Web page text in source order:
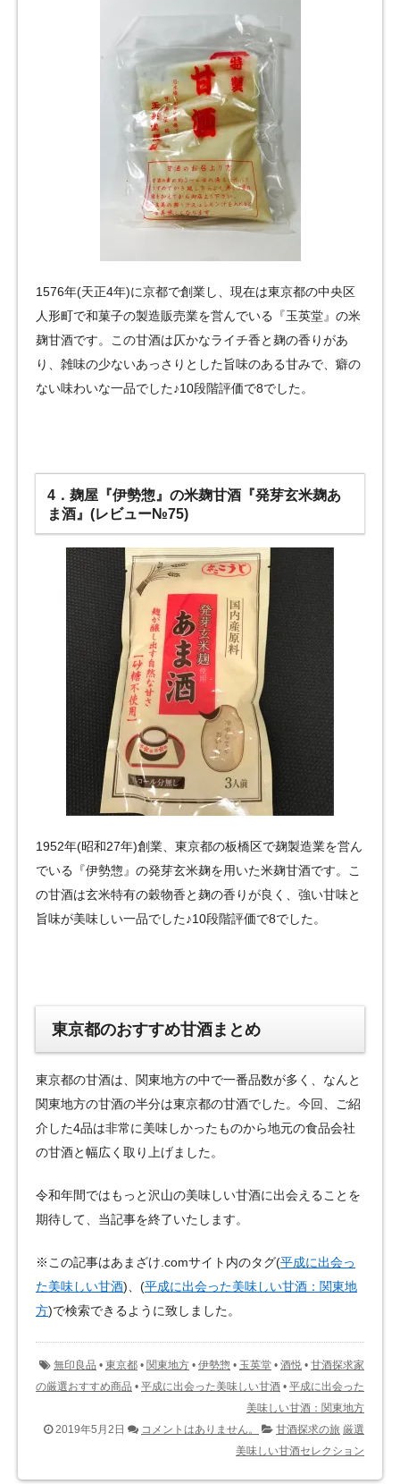
1576年(天正4年)に京都で創業し、現在は東京都の中央区
人形町で和菓子の製造販売業を営んでいる『玉英堂』の米
麹甘酒です。この甘酒は仄かなライチ香と麹の香りがあ
り、雑味の少ないあっさりとした旨味のある甘みで、癖の
ない味わいな一品でした♪10段階評価で8でした。
4．麹屋『伊勢惣』の米麹甘酒『発芽玄米麹あ
ま酒』(レビュー№75)
1952年(昭和27年)創業、東京都の板橋区で麹製造業を営ん
でいる『伊勢惣』の発芽玄米麹を用いた米麹甘酒です。こ
の甘酒は玄米特有の穀物香と麹の香りが良く、強い甘味と
旨味が美味しい一品でした♪10段階評価で8でした。
東京都のおすすめ甘酒まとめ
東京都の甘酒は、関東地方の中で一番品数が多く、なんと
関東地方の甘酒の半分は東京都の甘酒でした。今回、ご紹
介した4品は非常に美味しかったものから地元の食品会社
の甘酒と幅広く取り上げました。
令和年間ではもっと沢山の美味しい甘酒に出会えることを
期待して、当記事を終了いたします。
※この記事はあまざけ.comサイト内のタグ(平成に出会っ
た美味しい甘酒)、(平成に出会った美味しい甘酒：関東地
方)で検索できるように致しました。
無印良品 • 東京都 • 関東地方 • 伊勢惣 • 玉英堂 • 酒悦 • 甘酒探求家
の厳選おすすめ商品 • 平成に出会った美味しい甘酒 • 平成に出会った
美味しい甘酒：関東地方
2019年5月2日
コメントはありません。 甘酒探求の旅 厳選
美味しい甘酒セレクション